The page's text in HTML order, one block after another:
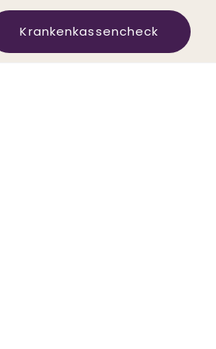
Krankenkassencheck